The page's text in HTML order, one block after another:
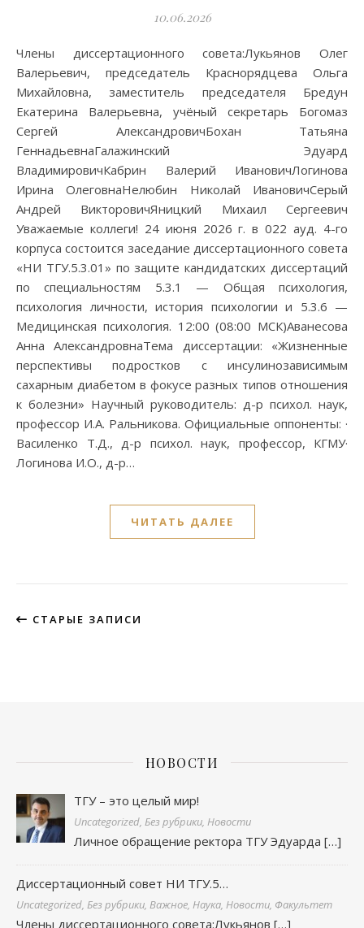
10.06.2026
Члены диссертационного совета:Лукьянов Олег
Валерьевич, председатель Краснорядцева Ольга
Михайловна, заместитель председателя Бредун
Екатерина Валерьевна, учёный секретарь Богомаз
Сергей АлександровичБохан Татьяна
ГеннадьевнаГалажинский Эдуард
ВладимировичКабрин Валерий ИвановичЛогинова
Ирина ОлеговнаНелюбин Николай ИвановичСерый
Андрей ВикторовичЯницкий Михаил Сергеевич
Уважаемые коллеги! 24 июня 2026 г. в 022 ауд. 4-го
корпуса состоится заседание диссертационного совета
«НИ ТГУ.5.3.01» по защите кандидатских диссертаций
по специальностям 5.3.1 — Общая психология,
психология личности, история психологии и 5.3.6 —
Медицинская психология. 12:00 (08:00 МСК)Аванесова
Анна АлександровнаТема диссертации: «Жизненные
перспективы подростков с инсулинозависимым
сахарным диабетом в фокусе разных типов отношения
к болезни» Научный руководитель: д-р психол. наук,
профессор И.А. Ральникова. Официальные оппоненты: ·
Василенко Т.Д., д-р психол. наук, профессор, КГМУ·
Логинова И.О., д-р…
ЧИТАТЬ ДАЛЕЕ
СТАРЫЕ ЗАПИСИ
НОВОСТИ
ТГУ – это целый мир!
Uncategorized, Без рубрики, Новости
Личное обращение ректора ТГУ Эдуарда[…]
Диссертационный совет НИ ТГУ.5…
Uncategorized, Без рубрики, Важное, Наука, Новости, Факультет
Члены диссертационного совета:Лукьянов […]